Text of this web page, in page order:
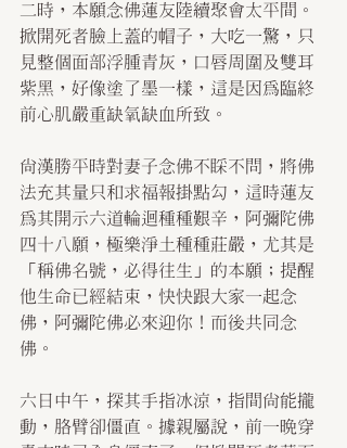
二時，本願念佛蓮友陸續聚會太平間。
掀開死者臉上蓋的帽子，大吃一驚，只
見整個面部浮腫青灰，口唇周圍及雙耳
紫黑，好像塗了墨一樣，這是因為臨終
前心肌嚴重缺氧缺血所致。
尚漢勝平時對妻子念佛不睬不問，將佛
法充其量只和求福報掛點勾，這時蓮友
為其開示六道輪迴種種艱辛，阿彌陀佛
四十八願，極樂淨土種種莊嚴，尤其是
「稱佛名號，必得往生」的本願；提醒
他生命已經結束，快快跟大家一起念
佛，阿彌陀佛必來迎你！而後共同念
佛。
六日中午，探其手指冰涼，指間尚能攏
動，胳臂卻僵直。據親屬說，前一晚穿